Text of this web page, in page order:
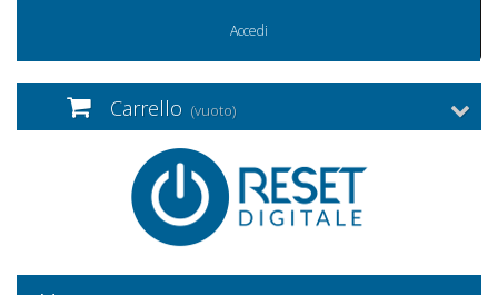
Accedi
Carrello (vuoto)